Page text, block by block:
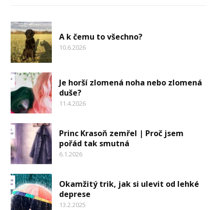
A k čemu to všechno?
10.6.2026
Je horší zlomená noha nebo zlomená
duše?
11.4.2026
Princ Krasoň zemřel | Proč jsem
pořád tak smutná
6.1.2026
Okamžitý trik, jak si ulevit od lehké
deprese
13.2.2025